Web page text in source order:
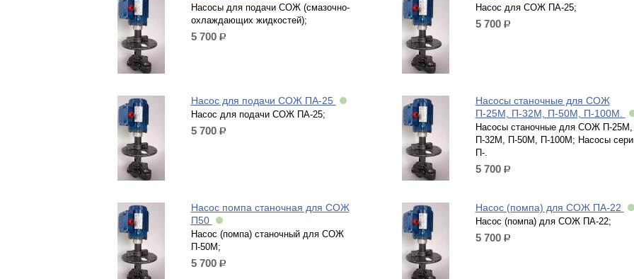
Насосы для подачи СОЖ (смазочно-
охлаждающих жидкостей);
5 700 р.
Насос для СОЖ ПА-25;
5 700 р.
Насос для подачи СОЖ ПА-25
Насос для подачи СОЖ ПА-25;
5 700 р.
Насосы станочные для СОЖ
П-25М, П-32М, П-50М, П-100М.
Насосы станочные для СОЖ П-25М,
П-32М, П-50М, П-100М; Насосы
П-.
5 700 р.
Насос помпа станочная для СОЖ
П50
Насос (помпа) станочный для СОЖ
П-50М;
5 700 р.
Насос (помпа) для СОЖ ПА-22
Насос (помпа) для СОЖ ПА-22;
5 700 р.